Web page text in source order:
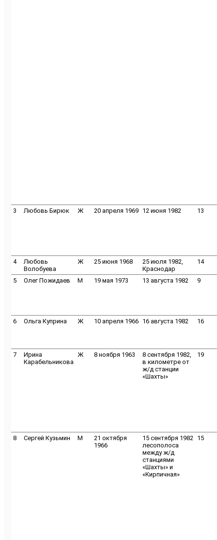
3 Любовь Бирюк Ж 20 апреля 1969 12 июня 1982 13
4
Любовь
Волобуева
Ж 25 июня 1968
25 июля 1982,
Краснодар
14
5 Олег Пожидаев M 19 мая 1973 13 августа 1982 9
6 Ольга Куприна Ж 10 апреля 1966 16 августа 1982 16
7
Ирина
Карабельникова
Ж 8 ноября 1963
8 сентября 1982,
в километре от
ж/д станции
«Шахты»
19
8 Сергей Кузьмин M
21 октября
1966
15 сентября 1982
лесополоса
между ж/д
станциями
«Шахты» и
«Кирпичная»
15